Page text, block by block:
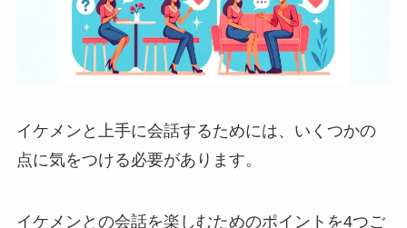
イケメンと上手に会話するためには、いくつかの
点に気をつける必要があります。
イケメンとの会話を楽しむためのポイントを4つご